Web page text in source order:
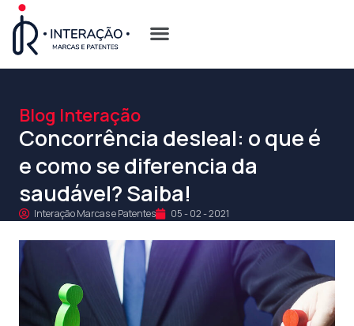
Blog Interação
Concorrência desleal: o que é
e como se diferencia da
saudável? Saiba!
Interação Marcas e Patentes 05 - 02 - 2021